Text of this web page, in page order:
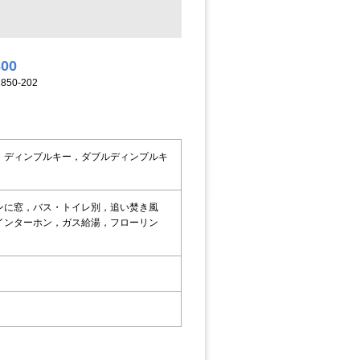
202
ィンプルキー，ダブルディンプルキ
窓，バス・トイレ別，追い焚き風
ターホン，ガス給湯，フローリン